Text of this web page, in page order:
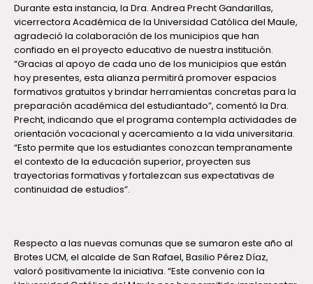
Durante esta instancia, la Dra. Andrea Precht Gandarillas,
vicerrectora Académica de la Universidad Católica del Maule,
agradeció la colaboración de los municipios que han
confiado en el proyecto educativo de nuestra institución.
“Gracias al apoyo de cada uno de los municipios que están
hoy presentes, esta alianza permitirá promover espacios
formativos gratuitos y brindar herramientas concretas para la
preparación académica del estudiantado”, comentó la Dra.
Precht, indicando que el programa contempla actividades de
orientación vocacional y acercamiento a la vida universitaria.
“Esto permite que los estudiantes conozcan tempranamente
el contexto de la educación superior, proyecten sus
trayectorias formativas y fortalezcan sus expectativas de
continuidad de estudios”.
Respecto a las nuevas comunas que se sumaron este año al
Brotes UCM, el alcalde de San Rafael, Basilio Pérez Díaz,
valoró positivamente la iniciativa. “Este convenio con la